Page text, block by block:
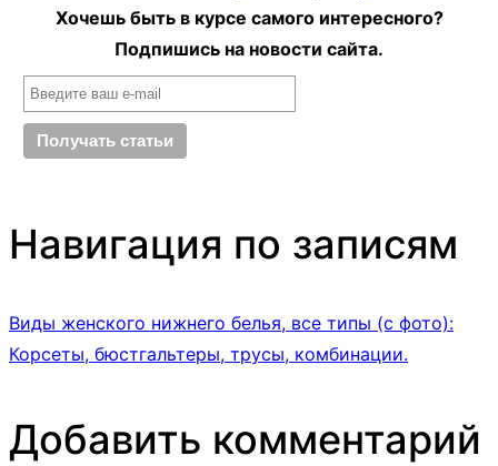
Хочешь быть в курсе самого интересного?
Подпишись на новости сайта.
Навигация по записям
Виды женского нижнего белья, все типы (с фото):
Корсеты, бюстгальтеры, трусы, комбинации.
Добавить комментарий